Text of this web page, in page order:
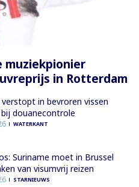
muziekpionier
in Rotterdam
in bevroren vissen
douanecontrole
WATERKANT
Suriname moet in Brussel
van visumvrij reizen
STARNIEUWS